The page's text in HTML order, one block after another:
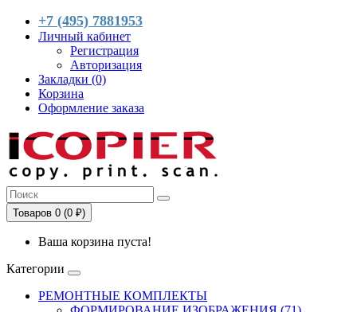
+7 (495) 7881953
Личный кабинет
Регистрация
Авторизация
Закладки (0)
Корзина
Оформление заказа
Товаров 0 (0 ₽)
Ваша корзина пуста!
Категории
РЕМОНТНЫЕ КОМПЛЕКТЫ